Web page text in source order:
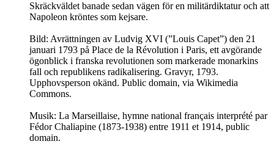
Skräckväldet banade sedan vägen för en militärdiktatur och att
Napoleon kröntes som kejsare.
Bild: Avrättningen av Ludvig XVI (”Louis Capet”) den 21
januari 1793 på Place de la Révolution i Paris, ett avgörande
ögonblick i franska revolutionen som markerade monarkins
fall och republikens radikalisering. Gravyr, 1793.
Upphovsperson okänd. Public domain, via Wikimedia
Commons.
Musik: La Marseillaise, hymne national français interprété par
Fédor Chaliapine (1873-1938) entre 1911 et 1914, public
domain.